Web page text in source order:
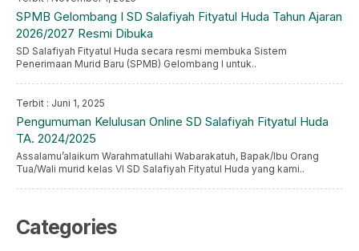
SPMB Gelombang I SD Salafiyah Fityatul Huda Tahun Ajaran
2026/2027 Resmi Dibuka
SD Salafiyah Fityatul Huda secara resmi membuka Sistem
Penerimaan Murid Baru (SPMB) Gelombang I untuk..
Terbit : Juni 1, 2025
Pengumuman Kelulusan Online SD Salafiyah Fityatul Huda
TA. 2024/2025
Assalamu’alaikum Warahmatullahi Wabarakatuh, Bapak/Ibu Orang
Tua/Wali murid kelas VI SD Salafiyah Fityatul Huda yang kami..
Categories